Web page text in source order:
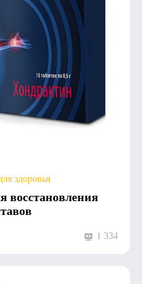
здоровья
восстановления
1 334